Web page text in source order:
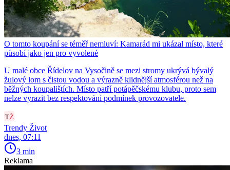
O tomto koupání se téměř nemluví: Kamarád mi ukázal místo, které
působí jako jen pro vyvolené
U malé obce Řídelov na Vysočině se mezi stromy ukrývá bývalý
žulový lom s čistou vodou a výrazně klidnější atmosférou než na
běžných koupalištích. Místo patří potápěčskému klubu, proto sem
nelze vyrazit bez respektování podmínek provozovatele.
Trendy Život
dnes, 07:11
3 min
Reklama